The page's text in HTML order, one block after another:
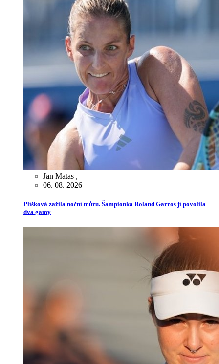
Jan Matas ,
06. 08. 2026
Plíšková zažila noční můru. Šampionka Roland Garros jí povolila
dva gamy